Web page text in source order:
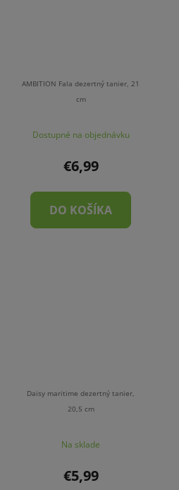
AMBITION Fala dezertný tanier, 21
cm
Dostupné na objednávku
€6,99
DO KOŠÍKA
Daisy maritime dezertný tanier,
20,5 cm
Na sklade
€5,99